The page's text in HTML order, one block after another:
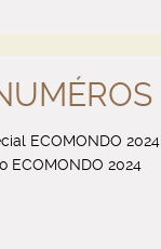
ECOMONDO 2024
ECOMONDO 2024